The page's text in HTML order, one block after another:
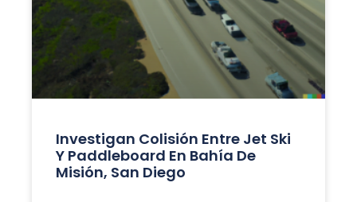
Investigan Colisión Entre Jet Ski
Y Paddleboard En Bahía De
Misión, San Diego